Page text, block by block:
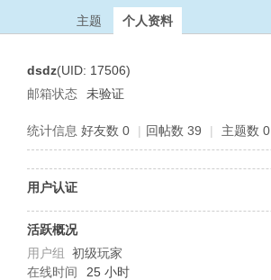
主题 个人资料
dsdz(UID: 17506)
邮箱状态
未验证
统计信息 好友数 0 | 回帖数 39 | 主题数 0
用户认证
活跃概况
用户组 初级玩家
在线时间
25 小时